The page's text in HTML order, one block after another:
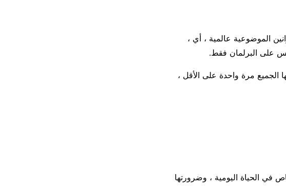
الموضوعية عالمية ، أي ،
على البرلمان فقط.
الجميع مرة واحدة على الأقل ،
في الحياة اليومية ، وضرورتها